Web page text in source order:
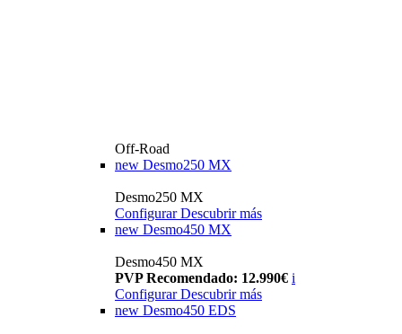
Off-Road
new Desmo250 MX
Desmo250 MX
Configurar Descubrir más
new Desmo450 MX
Desmo450 MX
PVP Recomendado: 12.990€ i
Configurar Descubrir más
new Desmo450 EDS